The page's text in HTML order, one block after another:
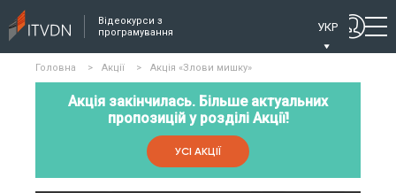
Відеокурси з
програмування
УКР
Головна > Акції > Акція «Злови мишку»
Акція закінчилась. Більше актуальних
пропозицій у розділі Акції!
УСІ АКЦІЇ